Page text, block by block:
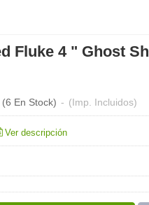
Zoom Winged Fluke 4 "
(6 En Stock) - (Imp. Incluidos)
Ver descripción